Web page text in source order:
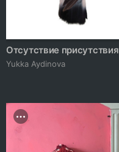
Отсутствие присутствия
Yukka Aydinova